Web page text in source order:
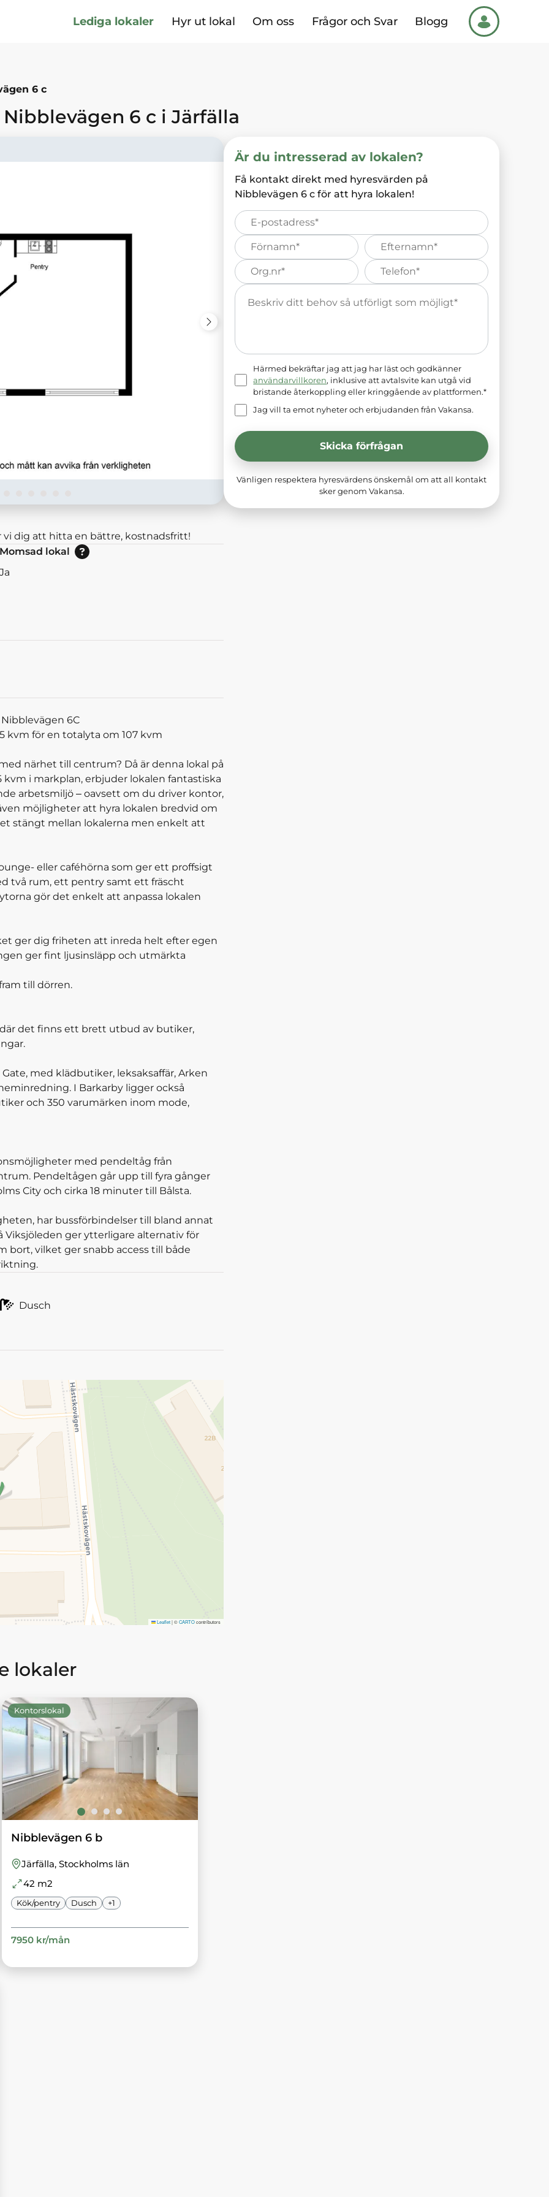
Lediga lokaler Hyr ut lokal Om oss Frågor och Svar Blogg
6 c
Nibblevägen 6 c iJärfälla
vi dig att hitta en bättre, kostnadsfritt!
lokal
Lokalen är momsbefriad.<br/>Ja: Lokalen hyrs exkl moms.
6C
kvm för en totalyta om 107 kvm
närhet till centrum? Då är denna lokal på
i markplan, erbjuder lokalen fantastiska
arbetsmiljö – oavsett om du driver kontor,
möjligheter att hyra lokalen bredvid om
stängt mellan lokalerna men enkelt att
eller caféhörna som ger ett proffsigt
två rum, ett pentry samt ett fräscht
gör det enkelt att anpassa lokalen
ger dig friheten att inreda helt efter egen
ger fint ljusinsläpp och utmärkta
till dörren.
det finns ett brett utbud av butiker,
med klädbutiker, leksaksaffär, Arken
I Barkarby ligger också
och 350 varumärken inom mode,
med pendeltåg från
Pendeltågen går upp till fyra gånger
City och cirka 18 minuter till Bålsta.
har bussförbindelser till bland annat
Viksjöleden ger ytterligare alternativ för
bort, vilket ger snabb access till både
Dusch
Leaflet |©CARTOcontributors
lokaler
Kontorslokal
Nibblevägen 6 b
Järfälla, Stockholms län
42 m2
Kök/pentry Dusch +1
7950kr/mån
Är du intresserad av lokalen?
Få kontakt direkt med hyresvärden på
Nibblevägen 6 c för att hyra lokalen!
E-
post*
Förnamn*
Efternamn*
Organisations
nummer*
Telefonnummer*
Meddelande*
Härmed bekräftar jag att jag har läst och godkänner
användarvillkoren, inklusive att avtalsvite kan utgå vid
bristande återkoppling eller kringgående av plattformen.*
Jag vill ta emot nyheter och erbjudanden från Vakansa.
Skicka förfrågan
Vänligen respektera hyresvärdens önskemål om att all kontakt
sker genom Vakansa.